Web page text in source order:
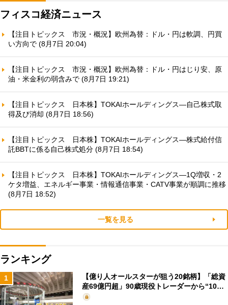
フィスコ経済ニュース
【注目トピックス 市況・概況】欧州為替：ドル・円は軟調、円買
い方向で (8月7日 20:04)
【注目トピックス 市況・概況】欧州為替：ドル・円はじり安、原
油・米金利の弱含みで (8月7日 19:21)
【注目トピックス 日本株】TOKAIホールディングス—自己株式取
得及び消却 (8月7日 18:56)
【注目トピックス 日本株】TOKAIホールディングス—株式給付信
託BBTに係る自己株式処分 (8月7日 18:54)
【注目トピックス 日本株】TOKAIホールディングス—1Q増収・2
ケタ増益、エネルギー事業・情報通信事業・CATV事業が順調に推移
(8月7日 18:52)
一覧を見る
ランキング
1
【億り人オールスターが狙う20銘柄】「総資
産69億円超」90歳現役トレーダーから“10…